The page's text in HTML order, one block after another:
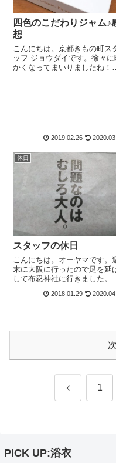
四色のこだわりジャム♪
想
こんにちは。京都きもの町ス
ッフ ジョウダイです。徐々に
かくなってまいりましたね！梅
2019.02.26
休日
スタッフの休日
こんにちは。オーヤマです。
末に大阪に行ったので足を延
して布忍神社に行きました。
ね？おみくじが有名です。さ
2018.01.29
前 1
PICK UP:浴衣